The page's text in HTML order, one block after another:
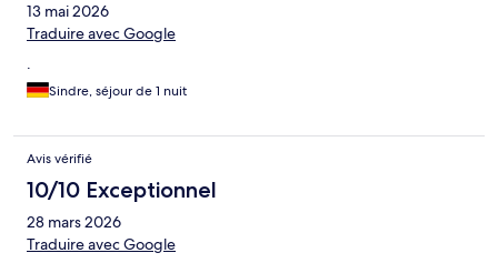
13 mai 2026
Traduire avec Google
.
Sindre, séjour de 1 nuit
Avis vérifié
10/10 Exceptionnel
28 mars 2026
Traduire avec Google